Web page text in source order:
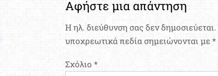
Αφήστε μια απάντηση
Η ηλ. διεύθυνση σας δεν δημοσιεύεται.
υποχρεωτικά πεδία σημειώνονται με*
Σχόλιο*